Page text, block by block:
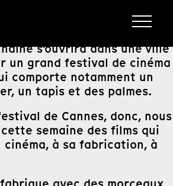
s’ouvrira dans une ville
un grand festival de cinéma
comporte notamment un
un tapis et des palmes.
de Cannes, donc, nous
semaine des films qui
cinéma, à sa fabrication, à